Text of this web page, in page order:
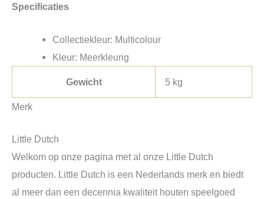
Specificaties
Collectiekleur: Multicolour
Kleur: Meerkleurig
Gewicht 5 kg
Merk
Little Dutch
Welkom op onze pagina met al onze Little Dutch
producten. Little Dutch is een Nederlands merk en biedt
al meer dan een decennia kwaliteit houten speelgoed